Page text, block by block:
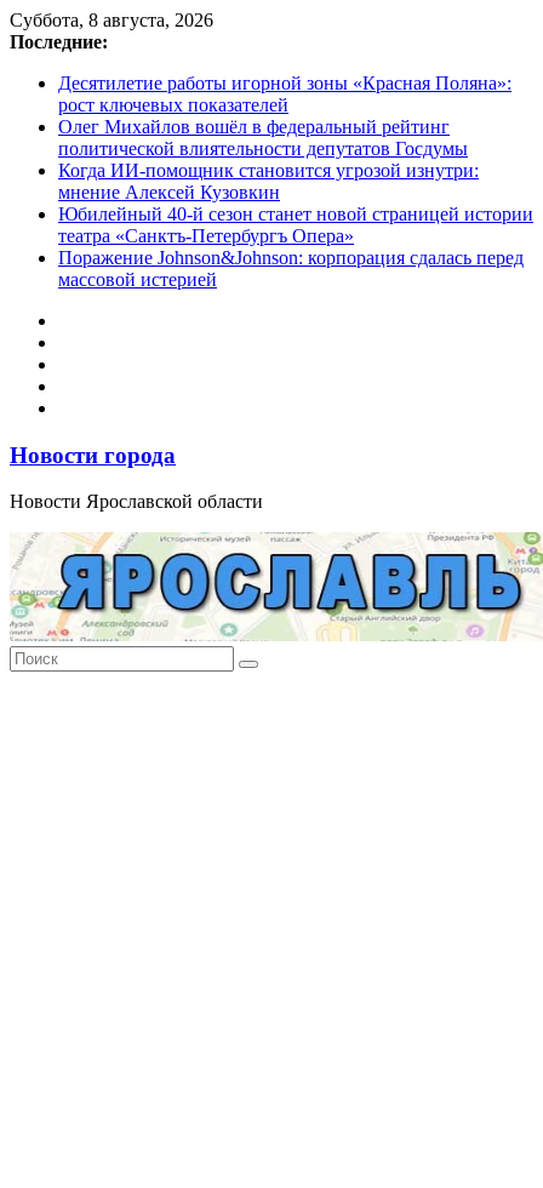
Перейти
к
Суббота, 8 августа, 2026
Последние:
Десятилетие работы игорной зоны «Красная Поляна»:
рост ключевых показателей
Олег Михайлов вошёл в федеральный рейтинг
политической влиятельности депутатов Госдумы
Когда ИИ-помощник становится угрозой изнутри:
мнение Алексей Кузовкин
Юбилейный 40-й сезон станет новой страницей истории
театра «Санктъ-Петербургъ Опера»
Поражение Johnson&Johnson: корпорация сдалась перед
массовой истерией
Новости города
Новости Ярославской области